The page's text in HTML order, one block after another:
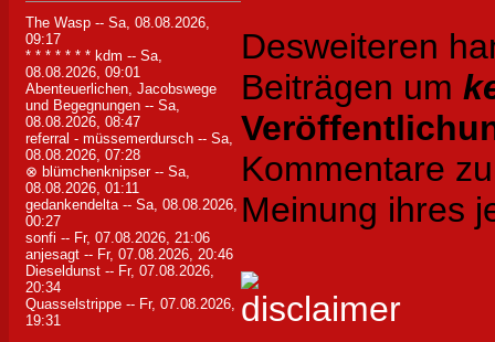
The Wasp -- Sa, 08.08.2026,
09:17
* * * * * * * kdm -- Sa,
08.08.2026, 09:01
Abenteuerlichen, Jacobswege
und Begegnungen -- Sa,
08.08.2026, 08:47
referral - müssemerdursch -- Sa,
08.08.2026, 07:28
⊗ blümchenknipser -- Sa,
08.08.2026, 01:11
gedankendelta -- Sa, 08.08.2026,
00:27
sonfi -- Fr, 07.08.2026, 21:06
anjesagt -- Fr, 07.08.2026, 20:46
Dieseldunst -- Fr, 07.08.2026,
20:34
Quasselstrippe -- Fr, 07.08.2026,
19:31
Desweiteren
Beiträgen um
Kommentare
Meinung ihres